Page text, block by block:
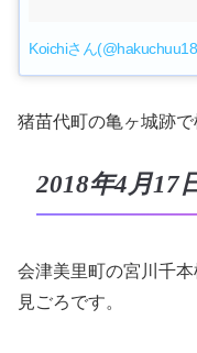
Koichiさん
猪苗代町の亀ヶ城跡で
2018年4月17
会津美里町の宮川千
見ごろです。